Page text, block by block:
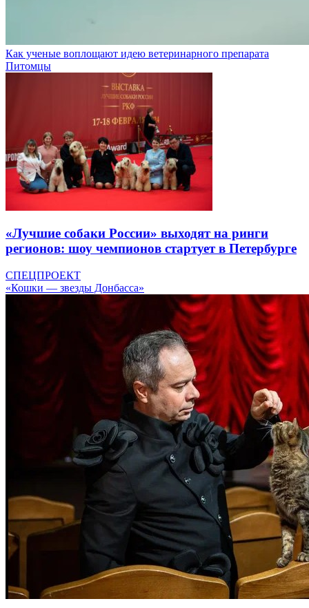
Как ученые воплощают идею ветеринарного препарата
Питомцы
«Лучшие собаки России» выходят на ринги
регионов: шоу чемпионов стартует в Петербурге
СПЕЦПРОЕКТ
«Кошки — звезды Донбасса»